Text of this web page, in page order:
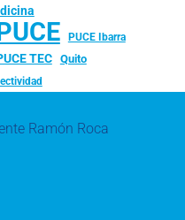
PUCE Ibarra
TEC
Quito
Ramón Roca